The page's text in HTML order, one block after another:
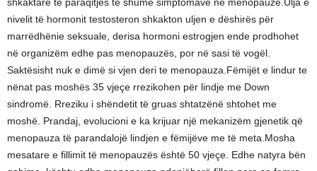
nivelit të hormonit testosteron shkakton uljen e dëshirës për
marrëdhënie seksuale, derisa hormoni estrogjen ende prodhohet
në organizëm edhe pas menopauzës, por në sasi të vogël.
Saktësisht nuk e dimë si vjen deri te menopauza.Fëmijët e lindur te
nënat pas moshës 35 vjeçe rrezikohen për lindje me Down
sindromë. Rreziku i shëndetit të gruas shtatzënë shtohet me
moshë. Prandaj, evolucioni e ka krijuar një mekanizëm gjenetik që
menopauza të parandalojë lindjen e fëmijëve me të meta.Mosha
mesatare e fillimit të menopauzës është 50 vjeçe. Edhe natyra bën